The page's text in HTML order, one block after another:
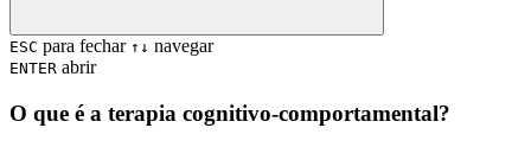
ESC para fechar ↑↓ navegar
ENTER abrir
O que é a terapia cognitivo-comportamental?